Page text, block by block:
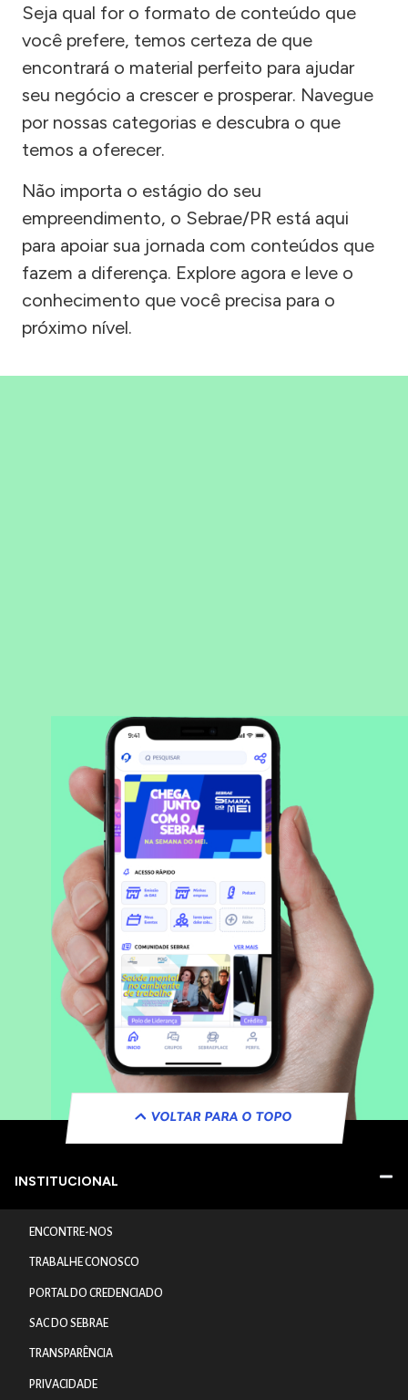
Seja qual for o formato de conteúdo que
você prefere, temos certeza de que
encontrará o material perfeito para ajudar
seu negócio a crescer e prosperar. Navegue
por nossas categorias e descubra o que
temos a oferecer.
Não importa o estágio do seu
empreendimento, o Sebrae/PR está aqui
para apoiar sua jornada com conteúdos que
fazem a diferença. Explore agora e leve o
conhecimento que você precisa para o
próximo nível.
VOLTAR PARA O TOPO
INSTITUCIONAL
ENCONTRE-NOS
TRABALHE CONOSCO
PORTAL DO CREDENCIADO
SAC DO SEBRAE
TRANSPARÊNCIA
PRIVACIDADE